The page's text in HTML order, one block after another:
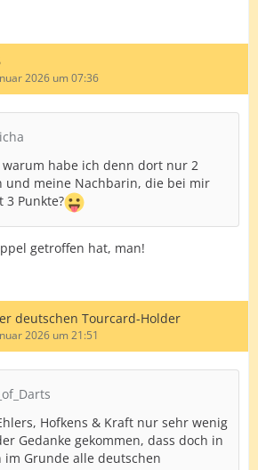
2026 um 07:36
warum habe ich denn dort nur 2
und meine Nachbarin, die bei mir
3 Punkte?
getroffen hat, man!
deutschen Tourcard-Holder
2026 um 21:51
Hofkens & Kraft nur sehr wenig
Gedanke gekommen, dass doch in
im Grunde alle deutschen